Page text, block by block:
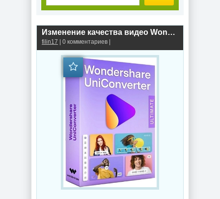
Изменение качества видео Wondershare UniConverter 16.4.7.227 by elchupacabra
filin17 | 0 комментариев |